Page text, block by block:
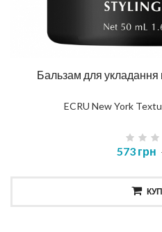
Бальзам для укладання
ECRU New York
573 грн